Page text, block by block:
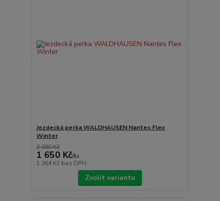
Jezdecká perka WALDHAUSEN Nantes Flex
Winter
2 380 Kč
1 650 Kč/ks
1 364 Kč bez DPH
Zvolit variantu